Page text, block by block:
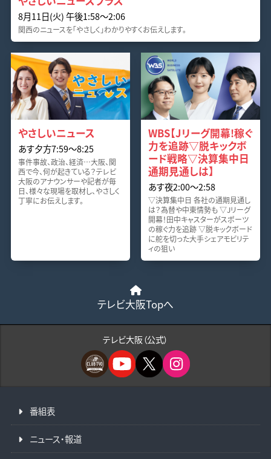
8月11日(火) 午後1:58〜2:06
関西のニュースを「やさしく」わかりやすくお伝えします。
やさしいニュース
あす夕方7:59〜8:25
事件事故、政治、経済…大阪、関
西で今、何が起きている？テレビ
大阪のアナウンサーや記者が毎
日、様々な現場を取材し、やさしく
丁寧にお伝えします。
WBS【Jリーグ開幕!稼ぐ
力を追跡▽脱キックボ
ード戦略▽決算集中日
通期見通しは】
あす夜2:00〜2:58
▽決算集中日 各社の通期見通し
は？為替や中東情勢も ▽Jリーグ
開幕！田中キャスターがスポーツ
の稼ぐ力を追跡 ▽脱キックボード
に舵を切った大手シェアモビリテ
ィの狙い
テレビ大阪Topへ
テレビ大阪（公式）
番組表
ニュース・報道